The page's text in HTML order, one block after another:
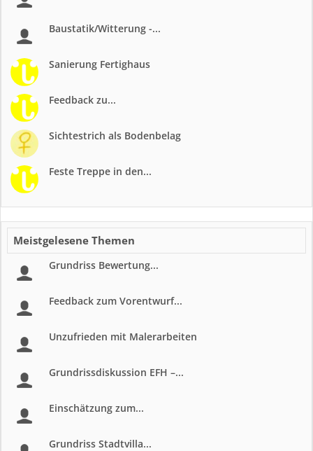
Baustatik/Witterung -...
Sanierung Fertighaus
Feedback zu...
Sichtestrich als Bodenbelag
Feste Treppe in den...
Meistgelesene Themen
Grundriss Bewertung...
Feedback zum Vorentwurf...
Unzufrieden mit Malerarbeiten
Grundrissdiskussion EFH –...
Einschätzung zum...
Grundriss Stadtvilla...